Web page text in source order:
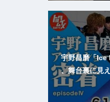
宇野昌磨「Ice
、舞台裏に見